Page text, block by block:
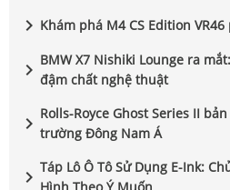
chevron_right Khám phá M4 CS Edition
chevron_right BMW X7 Nishiki Lounge ra
đậm chất nghệ thuật
chevron_right Rolls-Royce Ghost Series II
trường Đông Nam Á
chevron_right Táp Lô Ô Tô Sử Dụng E-Ink: